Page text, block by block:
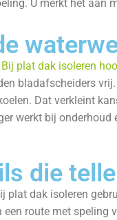
U merkt het aan
Bij plat dak isoleren
bladafscheiders
Dat verkleint
werkt bij
die
plat dak isoleren
route met